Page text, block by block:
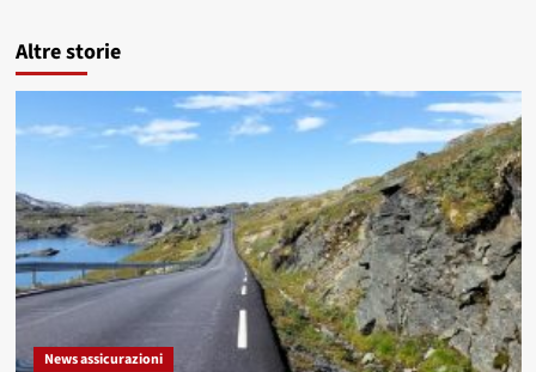
Altre storie
News assicurazioni